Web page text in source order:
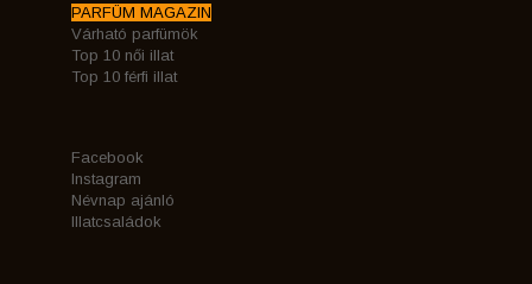
PARFÜM MAGAZIN
Várható parfümök
Top 10 női illat
Top 10 férfi illat
Facebook
Instagram
Névnap ajánló
Illatcsaládok